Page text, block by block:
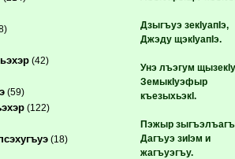
(42)
(59)
(122)
(18)
Дзыгъуэ зекIуапIэ,
Джэду щэкIуапIэ.
Унэ лъэгум
ЗемыкIуэфыр
къезыхьэкI.
Пэжыр
Дагъуэ зиIэм и
жагъуэгъу.